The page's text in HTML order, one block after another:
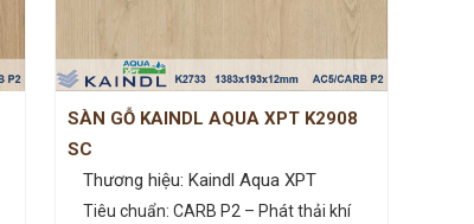
SÀN GỖ KAINDL AQUA XPT K2908
SC
Thương hiệu: Kaindl Aqua XPT
Tiêu chuẩn: CARB P2 – Phát thải khí